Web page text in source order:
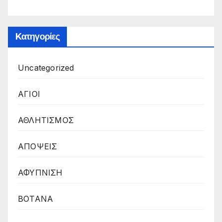
Kατηγορίες
Uncategorized
ΑΓΙΟΙ
ΑΘΛΗΤΙΣΜΟΣ
ΑΠΟΨΕΙΣ
ΑΦΥΠΝΙΣΗ
ΒΟΤΑΝΑ